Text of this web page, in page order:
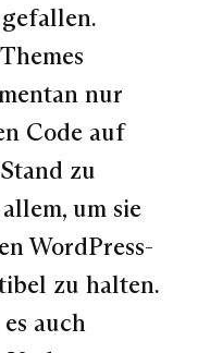
nur
Code auf
zu
um sie
WordPress-
zu halten.
auch